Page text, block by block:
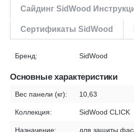
Сайдинг SidWood
Сертификаты SidWood
Бренд: SidWood
Основные характеристики
Вес панели (кг): 10,63
Коллекция: SidWood CLICK
Назначение:
для защиты